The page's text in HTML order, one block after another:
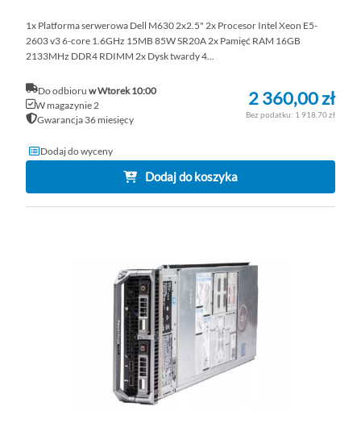
1x Platforma serwerowa Dell M630 2x2.5" 2x Procesor Intel Xeon E5-
2603 v3 6-core 1.6GHz 15MB 85W SR20A 2x Pamięć RAM 16GB
2133MHz DDR4 RDIMM 2x Dysk twardy 4...
Do odbioru w Wtorek 10:00
W magazynie 2
Gwarancja 36 miesięcy
2 360,00 zł
1 918,70 zł
Dodaj do wyceny
Dodaj do koszyka